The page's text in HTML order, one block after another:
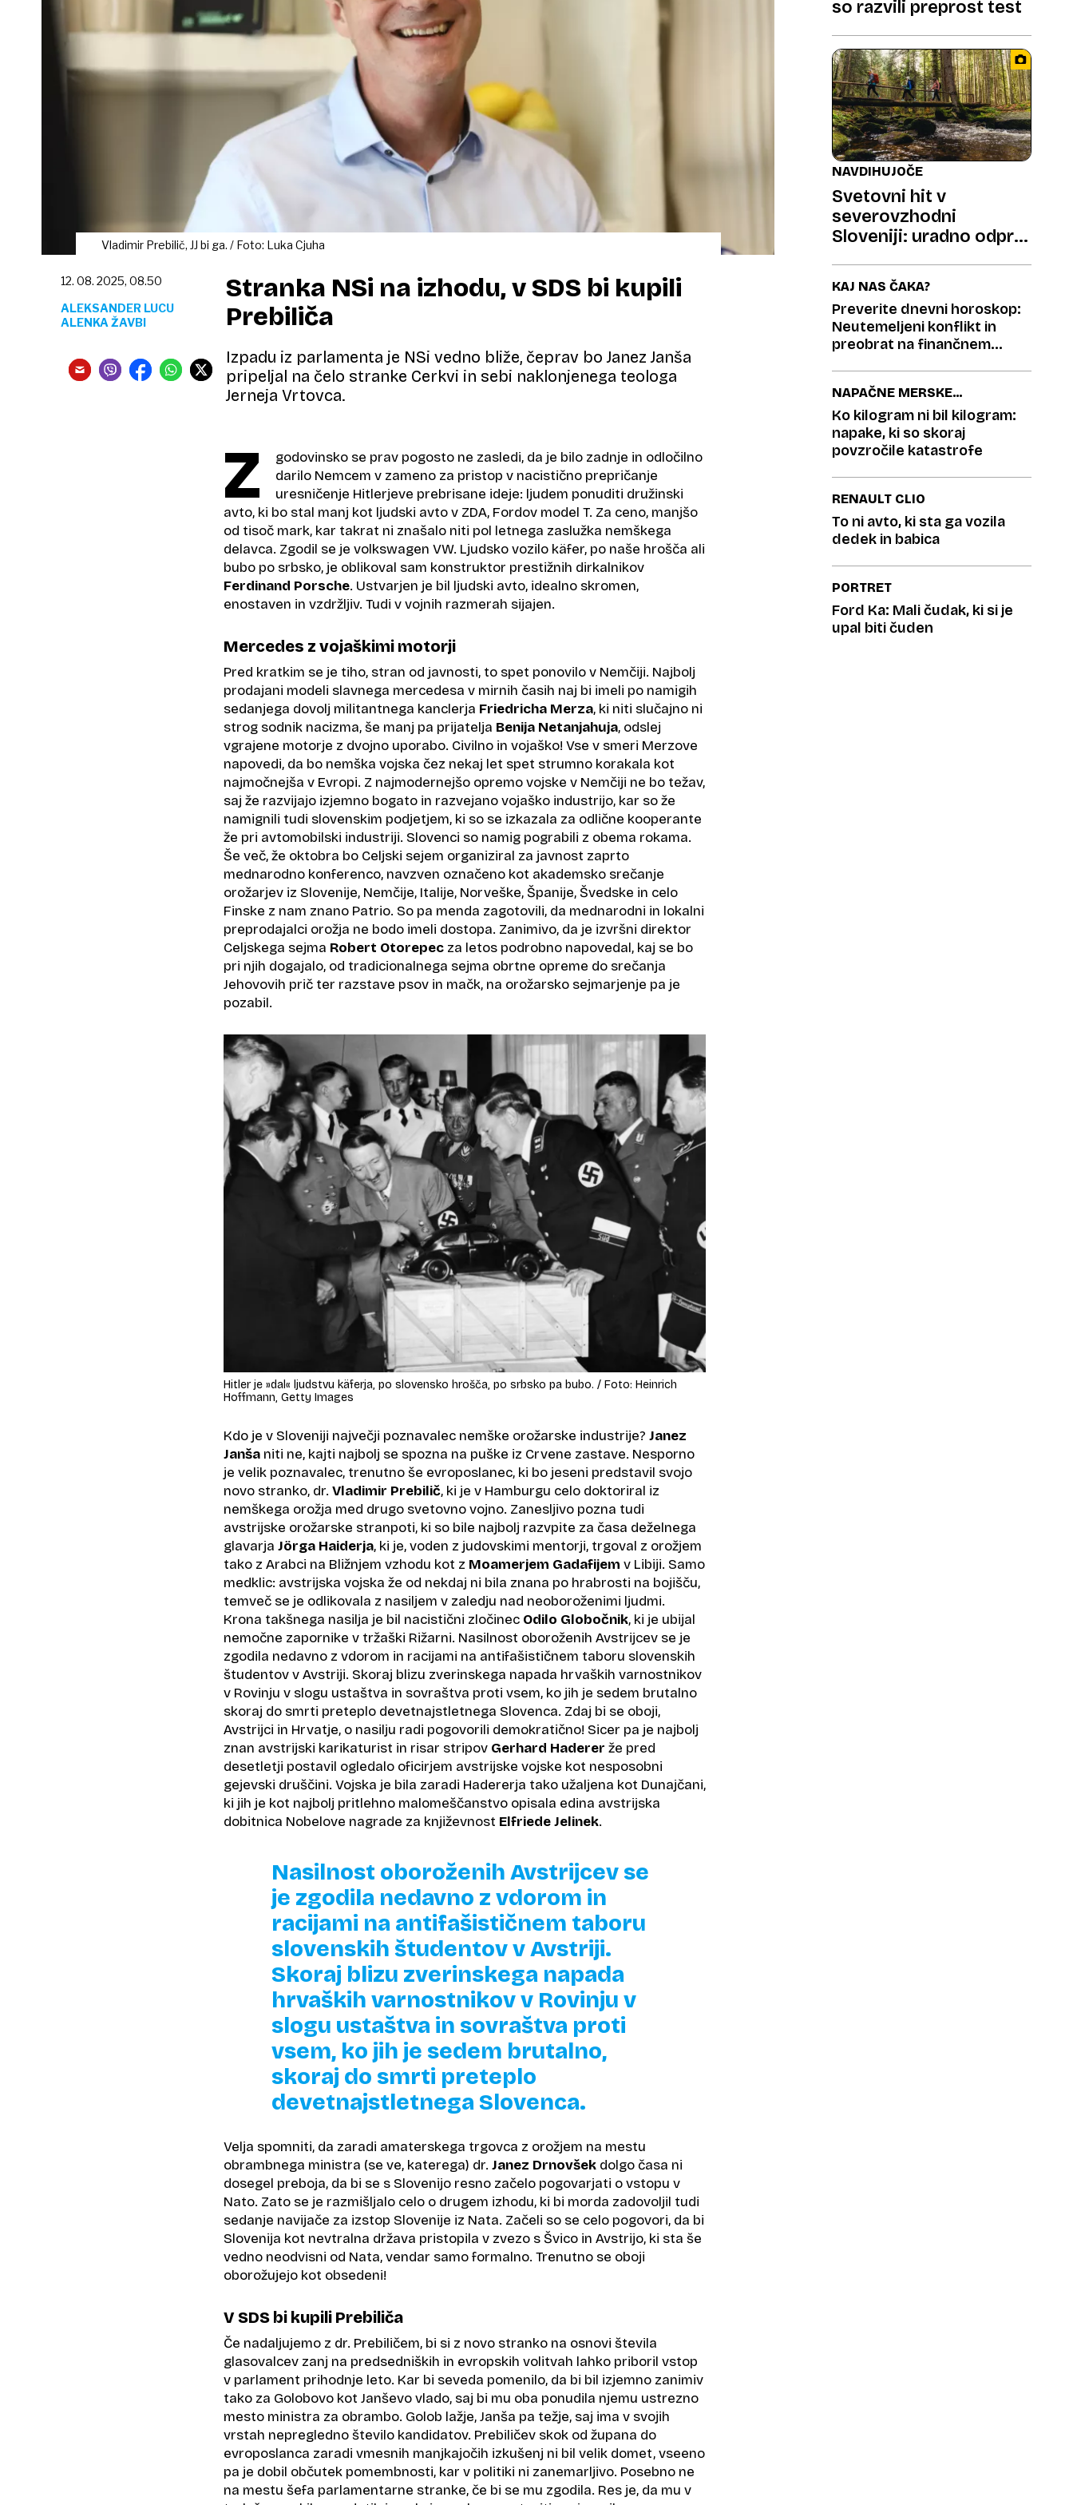
Vladimir Prebilič, JJ bi ga. / Foto: Luka Cjuha
Stranka NSi na izhodu, v SDS bi kupili
Prebiliča
Izpadu iz parlamenta je NSi vedno bliže, čeprav bo Janez Janša
pripeljal na čelo stranke Cerkvi in sebi naklonjenega teologa
Jerneja Vrtovca.
12. 08. 2025, 08.50
ALEKSANDER LUCU
ALENKA ŽAVBI
Z
godovinsko se prav pogosto ne zasledi, da je bilo zadnje in odločilno
darilo Nemcem v zameno za pristop v nacistično prepričanje
uresničenje Hitlerjeve prebrisane ideje: ljudem ponuditi družinski
avto, ki bo stal manj kot ljudski avto v ZDA, Fordov model T. Za ceno, manjšo
od tisoč mark, kar takrat ni znašalo niti pol letnega zaslužka nemškega
delavca. Zgodil se je volkswagen VW. Ljudsko vozilo käfer, po naše hrošča ali
bubo po srbsko, je oblikoval sam konstruktor prestižnih dirkalnikov
Ferdinand Porsche. Ustvarjen je bil ljudski avto, idealno skromen,
enostaven in vzdržljiv. Tudi v vojnih razmerah sijajen.
Mercedes z vojaškimi motorji
Pred kratkim se je tiho, stran od javnosti, to spet ponovilo v Nemčiji. Najbolj
prodajani modeli slavnega mercedesa v mirnih časih naj bi imeli po namigih
sedanjega dovolj militantnega kanclerja Friedricha Merza, ki niti slučajno ni
strog sodnik nacizma, še manj pa prijatelja Benija Netanjahuja, odslej
vgrajene motorje z dvojno uporabo. Civilno in vojaško! Vse v smeri Merzove
napovedi, da bo nemška vojska čez nekaj let spet strumno korakala kot
najmočnejša v Evropi. Z najmodernejšo opremo vojske v Nemčiji ne bo težav,
saj že razvijajo izjemno bogato in razvejano vojaško industrijo, kar so že
namignili tudi slovenskim podjetjem, ki so se izkazala za odlične kooperante
že pri avtomobilski industriji. Slovenci so namig pograbili z obema rokama.
Še več, že oktobra bo Celjski sejem organiziral za javnost zaprto
mednarodno konferenco, navzven označeno kot akademsko srečanje
orožarjev iz Slovenije, Nemčije, Italije, Norveške, Španije, Švedske in celo
Finske z nam znano Patrio. So pa menda zagotovili, da mednarodni in lokalni
preprodajalci orožja ne bodo imeli dostopa. Zanimivo, da je izvršni direktor
Celjskega sejma Robert Otorepec za letos podrobno napovedal, kaj se bo
pri njih dogajalo, od tradicionalnega sejma obrtne opreme do srečanja
Jehovovih prič ter razstave psov in mačk, na orožarsko sejmarjenje pa je
pozabil.
Hitler je »dal« ljudstvu käferja, po slovensko hrošča, po srbsko pa bubo. / Foto: Heinrich
Hoffmann, Getty Images
Kdo je v Sloveniji največji poznavalec nemške orožarske industrije? Janez
Janša niti ne, kajti najbolj se spozna na puške iz Crvene zastave. Nesporno
je velik poznavalec, trenutno še evroposlanec, ki bo jeseni predstavil svojo
novo stranko, dr. Vladimir Prebilič, ki je v Hamburgu celo doktoriral iz
nemškega orožja med drugo svetovno vojno. Zanesljivo pozna tudi
avstrijske orožarske stranpoti, ki so bile najbolj razvpite za časa deželnega
glavarja Jörga Haiderja, ki je, voden z judovskimi mentorji, trgoval z orožjem
tako z Arabci na Bližnjem vzhodu kot z Moamerjem Gadafijem v Libiji. Samo
medklic: avstrijska vojska že od nekdaj ni bila znana po hrabrosti na bojišču,
temveč se je odlikovala z nasiljem v zaledju nad neoboroženimi ljudmi.
Krona takšnega nasilja je bil nacistični zločinec Odilo Globočnik, ki je ubijal
nemočne zapornike v tržaški Rižarni. Nasilnost oboroženih Avstrijcev se je
zgodila nedavno z vdorom in racijami na antifašističnem taboru slovenskih
študentov v Avstriji. Skoraj blizu zverinskega napada hrvaških varnostnikov
v Rovinju v slogu ustaštva in sovraštva proti vsem, ko jih je sedem brutalno
skoraj do smrti preteplo devetnajstletnega Slovenca. Zdaj bi se oboji,
Avstrijci in Hrvatje, o nasilju radi pogovorili demokratično! Sicer pa je najbolj
znan avstrijski karikaturist in risar stripov Gerhard Haderer že pred
desetletji postavil ogledalo oficirjem avstrijske vojske kot nesposobni
gejevski druščini. Vojska je bila zaradi Hadererja tako užaljena kot Dunajčani,
ki jih je kot najbolj pritlehno malomeščanstvo opisala edina avstrijska
dobitnica Nobelove nagrade za književnost Elfriede Jelinek.
Nasilnost oboroženih Avstrijcev se
je zgodila nedavno z vdorom in
racijami na antifašističnem taboru
slovenskih študentov v Avstriji.
Skoraj blizu zverinskega napada
hrvaških varnostnikov v Rovinju v
slogu ustaštva in sovraštva proti
vsem, ko jih je sedem brutalno,
skoraj do smrti preteplo
devetnajstletnega Slovenca.
Velja spomniti, da zaradi amaterskega trgovca z orožjem na mestu
obrambnega ministra (se ve, katerega) dr. Janez Drnovšek dolgo časa ni
dosegel preboja, da bi se s Slovenijo resno začelo pogovarjati o vstopu v
Nato. Zato se je razmišljalo celo o drugem izhodu, ki bi morda zadovoljil tudi
sedanje navijače za izstop Slovenije iz Nata. Začeli so se celo pogovori, da bi
Slovenija kot nevtralna država pristopila v zvezo s Švico in Avstrijo, ki sta še
vedno neodvisni od Nata, vendar samo formalno. Trenutno se oboji
oborožujejo kot obsedeni!
V SDS bi kupili Prebiliča
Če nadaljujemo z dr. Prebiličem, bi si z novo stranko na osnovi števila
glasovalcev zanj na predsedniških in evropskih volitvah lahko priboril vstop
v parlament prihodnje leto. Kar bi seveda pomenilo, da bi bil izjemno zanimiv
tako za Golobovo kot Janševo vlado, saj bi mu oba ponudila njemu ustrezno
mesto ministra za obrambo. Golob lažje, Janša pa težje, saj ima v svojih
vrstah nepregledno število kandidatov. Prebiličev skok od župana do
evroposlanca zaradi vmesnih manjkajočih izkušenj ni bil velik domet, vseeno
pa je dobil občutek pomembnosti, kar v politiki ni zanemarljivo. Posebno ne
na mestu šefa parlamentarne stranke, če bi se mu zgodila. Res je, da mu v
so razvili preprost test
NAVDIHUJOČE
Svetovni hit v
severovzhodni
Sloveniji: uradno odprta
pohodniška pravljica
KAJ NAS ČAKA?
Preverite dnevni horoskop:
Neutemeljeni konflikt in
preobrat na finančnem
NAPAČNE MERSKE
ENOTE
Ko kilogram ni bil kilogram:
napake, ki so skoraj
povzročile katastrofe
RENAULT CLIO
To ni avto, ki sta ga vozila
dedek in babica
PORTRET
Ford Ka: Mali čudak, ki si je
upal biti čuden